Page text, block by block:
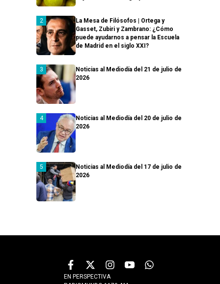
La Mesa de Filósofos | Ortega y
Gasset, Zubiri y Zambrano: ¿Cómo
puede ayudarnos a pensar la Escuela
de Madrid en el siglo XXI?
Noticias al Mediodía del 21 de julio de
2026
Noticias al Mediodía del 20 de julio de
2026
Noticias al Mediodía del 17 de julio de
2026
EN PERSPECTIVA